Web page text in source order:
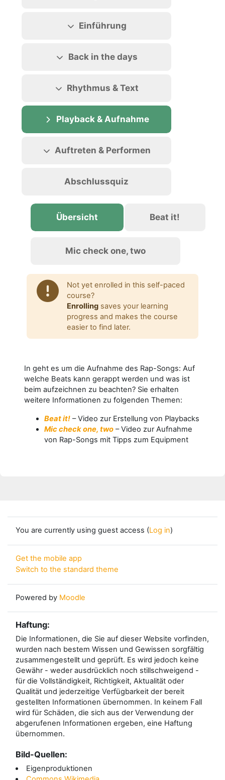
Einführung
Back in the days
Rhythmus & Text
Playback & Aufnahme
Auftreten & Performen
Abschlussquiz
Übersicht Beat it!
Mic check one, two
Not yet enrolled in this self-paced
course?
Enrolling saves your learning
progress and makes the course
easier to find later.
In geht es um die Aufnahme des Rap-Songs: Auf
welche Beats kann gerappt werden und was ist
beim aufzeichnen zu beachten? Sie erhalten
weitere Informationen zu folgenden Themen:
Beat it! – Video zur Erstellung von Playbacks
Mic check one, two – Video zur Aufnahme
von Rap-Songs mit Tipps zum Equipment
You are currently using guest access (Log in)
Get the mobile app
Switch to the standard theme
Powered by Moodle
Haftung:
Die Informationen, die Sie auf dieser Website vorfinden,
wurden nach bestem Wissen und Gewissen sorgfältig
zusammengestellt und geprüft. Es wird jedoch keine
Gewähr - weder ausdrücklich noch stillschweigend -
für die Vollständigkeit, Richtigkeit, Aktualität oder
Qualität und jederzeitige Verfügbarkeit der bereit
gestellten Informationen übernommen. In keinem Fall
wird für Schäden, die sich aus der Verwendung der
abgerufenen Informationen ergeben, eine Haftung
übernommen.
Bild-Quellen:
Eigenproduktionen